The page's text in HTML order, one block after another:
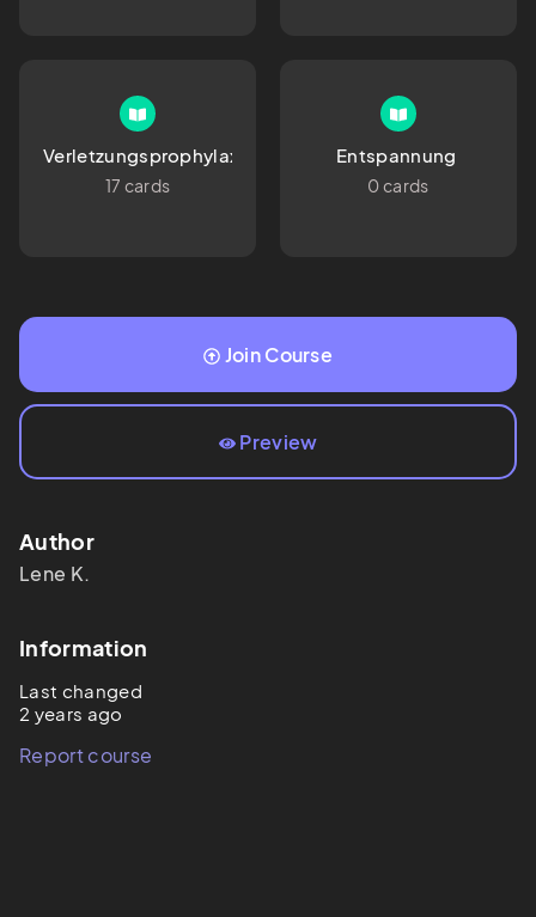
Verletzungsprophylaxe
17 cards 0 cards
Join Course
Preview
Author
Lene K.
Information
Last changed
2 years ago
Report course